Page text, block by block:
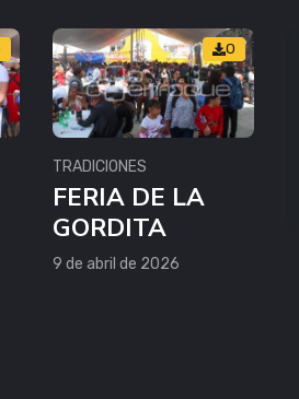
0
TRADICIONES
FERIA DE LA
GORDITA
9 de abril de 2026